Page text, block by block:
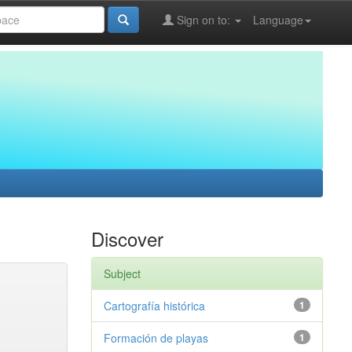
Language
Sign on to:
Discover
Subject
1
Cartografía histórica
1
Formación de playas